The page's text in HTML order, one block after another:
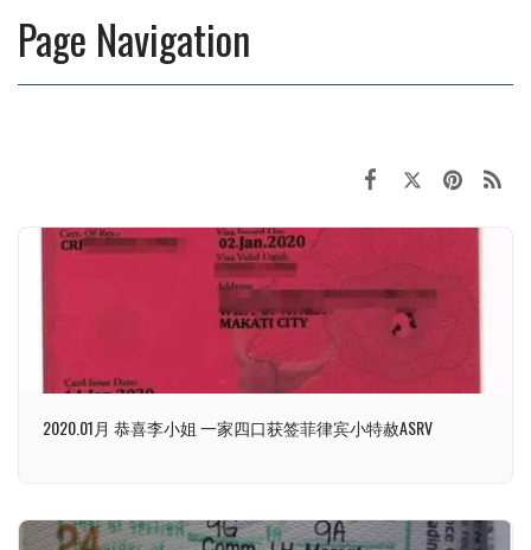
Page Navigation
2020.01月 恭喜李小姐 一家四口获签菲律宾小特赦ASRV